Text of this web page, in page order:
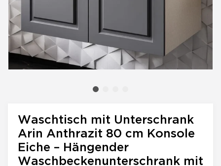
Waschtisch mit Unterschrank
Arin Anthrazit 80 cm Konsole
Eiche – Hängender
Waschbeckenunterschrank mit